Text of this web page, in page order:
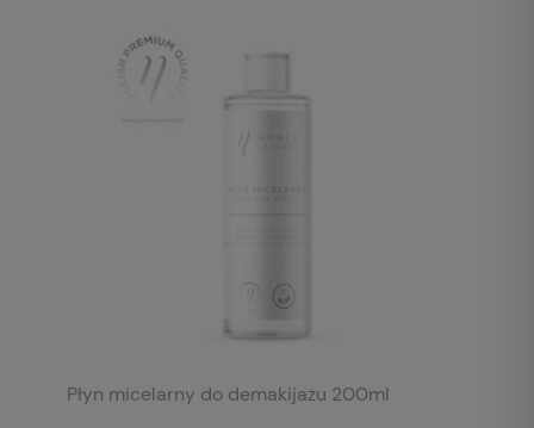
Płyn micelarny do demakijażu 200ml